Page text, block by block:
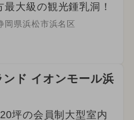
最大級の観光鍾乳洞！
岡県浜松市浜名区
ド イオンモール浜
坪の会員制大型室内